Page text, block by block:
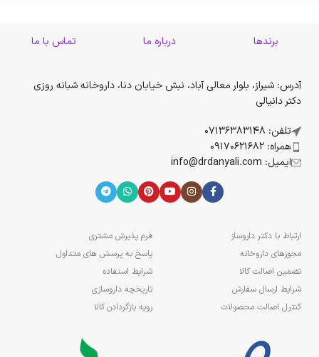
برندها درباره ما تماس با ما
آدرس: شیراز، بلوار معالی آباد، نبش خیابان دنا، داروخانه شبانه روزی
دکتر دانیالی
تلفن: 07136383148
همراه: 09170621682
ایمیل: info@drdanyali.com
ارتباط با دکتر داروساز
مجوزهای داروخانه
تضمین اصالت کالا
شرایط ارسال سفارش
کنترل اصالت محصولات
فرم پذیرش مشتری
پاسخ به پرسش های متداول
شرایط استفاده
تاریخچه داروسازی
رویه بازگردادن کالا